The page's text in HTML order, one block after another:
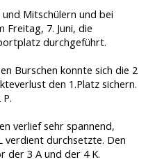
Mitschülern und bei
Freitag, 7. Juni, die
durchgeführt.
Burschen konnte sich die 2
den 1.Platz sichern.
verlief sehr spannend,
verdient durchsetzte. Den
der 3 A und der 4 K.